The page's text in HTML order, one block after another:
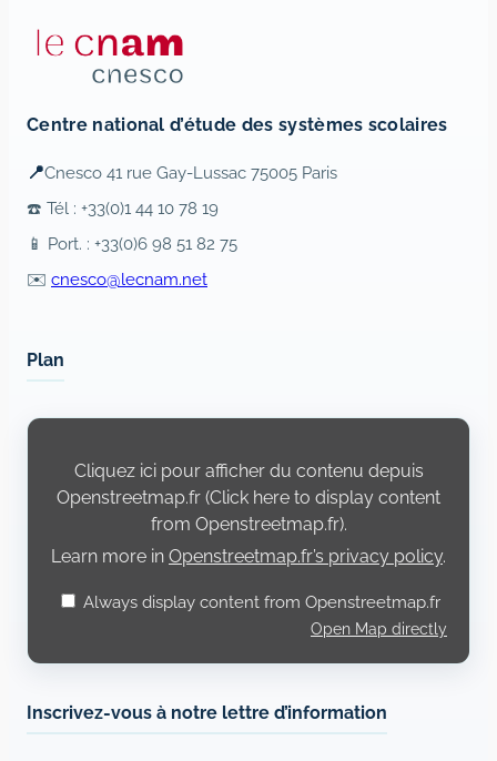
Centre national d’étude des systèmes scolaires
📍Cnesco 41 rue Gay-Lussac 75005 Paris
☎️ Tél : +33(0)1 44 10 78 19
📱 Port. : +33(0)6 98 51 82 75
✉️ cnesco@lecnam.net
Plan
Display
Openstreetmap.fr
Cliquez ici pour afficher du contenu depuis
Openstreetmap.fr (Click here to display content
from Openstreetmap.fr).
Learn more in Openstreetmap.fr’s privacy policy.
Always display content from Openstreetmap.fr
Open Map directly
Inscrivez-vous à notre lettre d’information